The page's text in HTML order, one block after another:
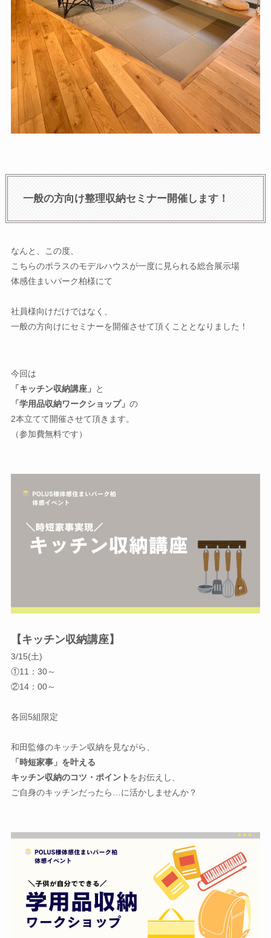
一般の方向け整理収納セミナー開催します！
なんと、この度、
こちらのポラスのモデルハウスが一度に見られる総合展示場
体感住まいパーク柏様にて
社員様向けだけではなく、
一般の方向けにセミナーを開催させて頂くこととなりました！
今回は
「キッチン収納講座」 と
「学用品収納ワークショップ」 の
2本立てて開催させて頂きます。
（参加費無料です）
【キッチン収納講座】
3/15(土)
①11：30～
②14：00～
各回5組限定
和田監修のキッチン収納を見ながら、
「時短家事」を叶える
キッチン収納のコツ・ポイント をお伝えし、
ご自身のキッチンだったら…に活かしませんか？